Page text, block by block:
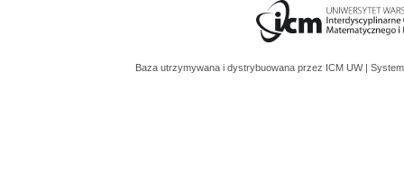
Baza utrzymywana i dystrybuowana przez ICM UW |